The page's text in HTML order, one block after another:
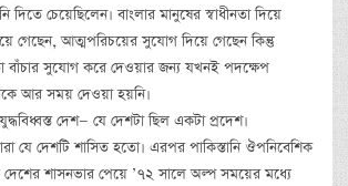
চেয়েছিলেন। বাংলার মানুষের স্বাধীনতা দিয়ে
গেছেন, আত্মপরিচয়ের সুযোগ দিয়ে গেছেন কিন্তু
বাঁচার সুযোগ করে দেওয়ার জন্য যখনই পদক্ষেপ
আর সময় দেওয়া হয়নি।
দেশ— যে দেশটা ছিল একটা প্রদেশ।
যে দেশটি শাসিত হতো। এরপর পাকিস্তানি ঔপনিবেশিক
দেশের শাসনভার পেয়ে ’৭২ সালে অল্প সময়ের মধ্যে